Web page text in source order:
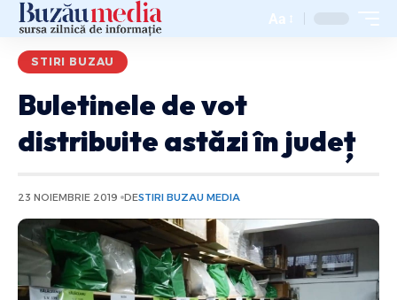
Aa
STIRI BUZAU
Buletinele de vot
distribuite astăzi în județ
23 NOIEMBRIE 2019 DESTIRI BUZAU MEDIA